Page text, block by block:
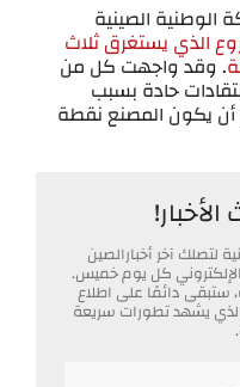
الوطنية الصينية
الذي يستغرق ثلاث
. وقد واجهت كل من
حادة بسبب
أن يكون المصنع نقطة
لتصلك آخر أخبارالصين
كل يوم خميس.
ستبقى دائمًا على اطلاع
يشهد تطورات سريعة